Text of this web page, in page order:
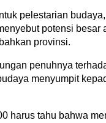
pelestarian
potensi besar
provinsi.
penuhnya
menyumpit
harus tahu bahwa